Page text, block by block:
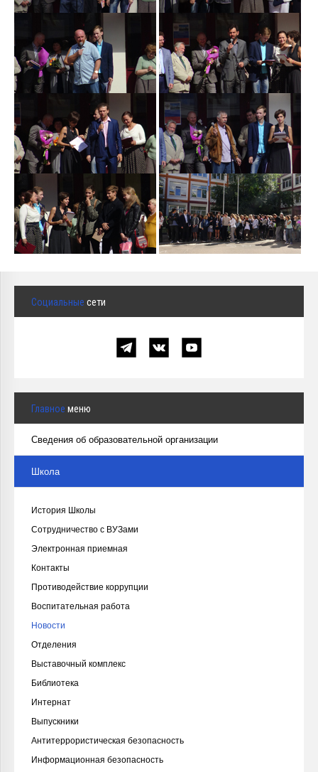
Социальные сети
Главное меню
Сведения об образовательной организации
Школа
История Школы
Сотрудничество с ВУЗами
Электронная приемная
Контакты
Противодействие коррупции
Воспитательная работа
Новости
Отделения
Выставочный комплекс
Библиотека
Интернат
Выпускники
Антитеррористическая безопасность
Информационная безопасность